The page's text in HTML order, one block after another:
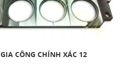
GIA CÔNG CHÍNH XÁC 12